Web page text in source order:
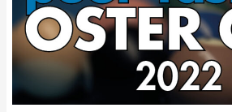
Masters
2022